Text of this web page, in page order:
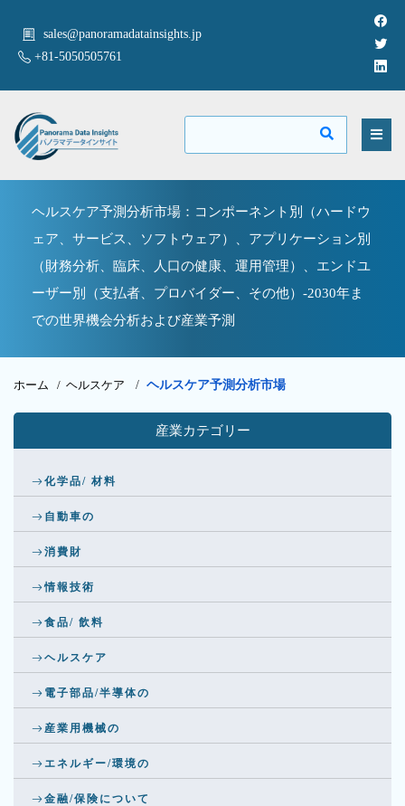
sales@panoramadatainsights.jp
+81-5050505761
ヘルスケア予測分析市場：コンポーネント別（ハードウ
ェア、サービス、ソフトウェア）、アプリケーション別
（財務分析、臨床、人口の健康、運用管理）、エンドユ
ーザー別（支払者、プロバイダー、その他）-2030年ま
での世界機会分析および産業予測
ホーム / ヘルスケア / ヘルスケア予測分析市場
産業カテゴリー
化学品/ 材料
自動車の
消費財
情報技術
食品/ 飲料
ヘルスケア
電子部品/半導体の
産業用機械の
エネルギー/環境の
金融/保険について